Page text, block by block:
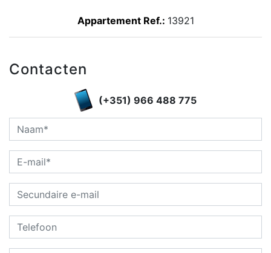
Appartement Ref.: 13921
Contacten
(+351) 966 488 775